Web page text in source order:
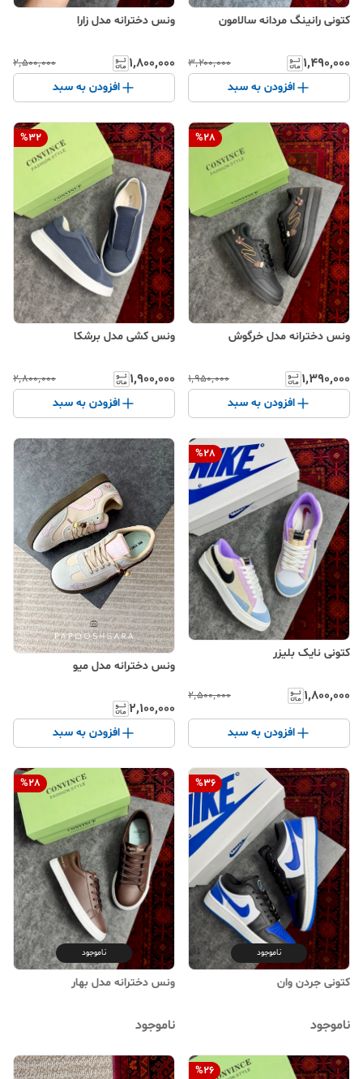
کتونی رانینگ مردانه سالامون
۱٬۴۹۰٬۰۰۰ ۳٬۲۰۰٬۰۰۰
افزودن به سبد
ونس دخترانه مدل زارا
۱٬۸۰۰٬۰۰۰ ۲٬۵۰۰٬۰۰۰
افزودن به سبد
%28
ونس دخترانه مدل خرگوش
۱٬۳۹۰٬۰۰۰ ۱٬۹۵۰٬۰۰۰
افزودن به سبد
%32
ونس کشی مدل برشکا
۱٬۹۰۰٬۰۰۰ ۲٬۸۰۰٬۰۰۰
افزودن به سبد
%28
کتونی نایک بلیزر
۱٬۸۰۰٬۰۰۰ ۲٬۵۰۰٬۰۰۰
افزودن به سبد
ونس دخترانه مدل میو
۲٬۱۰۰٬۰۰۰
افزودن به سبد
%36
ناموجود
کتونی جردن وان
ناموجود
%28
ناموجود
ونس دخترانه مدل بهار
ناموجود
%26